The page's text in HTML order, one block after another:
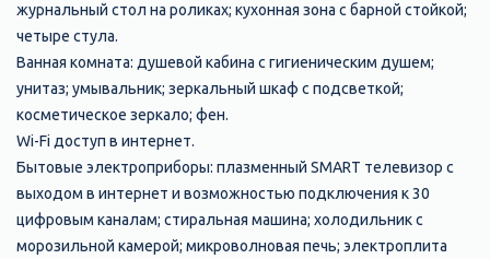
журнальный стол на роликах; кухонная зона с барной стойкой;
четыре стула.
Ванная комната: душевой кабина с гигиеническим душем;
унитаз; умывальник; зеркальный шкаф с подсветкой;
косметическое зеркало; фен.
Wi-Fi доступ в интернет.
Бытовые электроприборы: плазменный SMART телевизор с
выходом в интернет и возможностью подключения к 30
цифровым каналам; стиральная машина; холодильник с
морозильной камерой; микроволновая печь; электроплита